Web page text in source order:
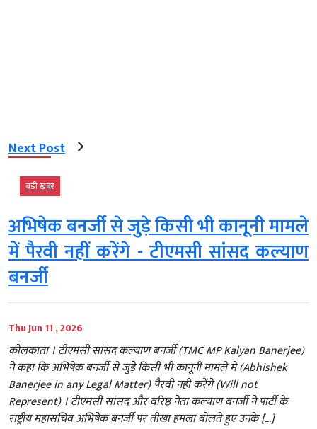
Next Post
बड़ी खबर
अभिषेक बनर्जी से जुड़े किसी भी कानूनी मामले
में पैरवी नहीं करेंगे - टीएमसी सांसद कल्याण
बनर्जी
Thu Jun 11 , 2026
कोलकाता । टीएमसी सांसद कल्याण बनर्जी (TMC MP Kalyan Banerjee)
ने कहा कि अभिषेक बनर्जी से जुड़े किसी भी कानूनी मामले में (Abhishek
Banerjee in any Legal Matter) पैरवी नहीं करेंगे (Will not
Represent) । टीएमसी सांसद और वरिष्ठ नेता कल्याण बनर्जी ने पार्टी के
राष्ट्रीय महासचिव अभिषेक बनर्जी पर तीखा हमला बोलते हुए उनके […]